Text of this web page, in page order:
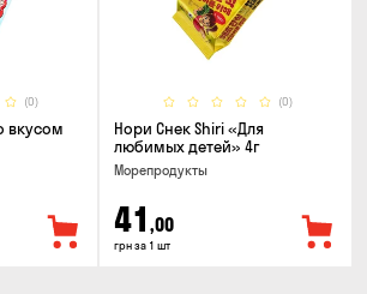
(0)
вкусом
(0)
Нори Снек Shiri «Для
любимых детей» 4г
Морепродукты
41 ,00
грн за 1 шт